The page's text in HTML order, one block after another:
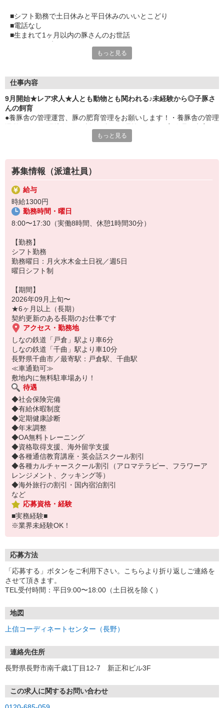
■シフト勤務で土日休みと平日休みのいいとこどり
■電話なし
■生まれて1ヶ月以内の豚さんのお世話
■無料駐車場ありでラクラク通勤
■イチから教えてもらえる環境
もっと見る
仕事内容
9月開始★レア求人★人とも動物とも関われる♪未経験から◎子豚さ
んの飼育
●養豚舎の管理運営、豚の肥育管理をお願いします！・養豚舎の管理
ェック、見回り、出荷作業等イチから指導するので、未経験の方で
もっと見る
募集情報（派遣社員）
給与
時給1300円
勤務時間・曜日
8:00〜17:30（実働8時間、休憩1時間30分）
【勤務】
シフト勤務
勤務曜日：月火水木金土日祝／週5日
曜日シフト制
【期間】
2026年09月上旬〜
★6ヶ月以上（長期）
契約更新のある長期のお仕事です
アクセス・勤務地
しなの鉄道「戸倉」駅より車6分
しなの鉄道「千曲」駅より車10分
長野県千曲市／最寄駅：戸倉駅、千曲駅
≪車通勤可≫
敷地内に無料駐車場あり！
待遇
◆社会保険完備
◆有給休暇制度
◆定期健康診断
◆年末調整
◆OA無料トレーニング
◆資格取得支援、海外留学支援
◆各種通信教育講座・英会話スクール割引
◆各種カルチャースクール割引（アロマテラピー、フラワーア
レンジメント、クッキング等）
◆海外旅行の割引・国内宿泊割引
など
応募資格・経験
■実務経験■
※業界未経験OK！
応募方法
「応募する」ボタンをご利用下さい。こちらより折り返しご連絡を
させて頂きます。
TEL受付時間：平日9:00〜18:00（土日祝を除く）
地図
上信コーディネートセンター（長野）
連絡先住所
長野県長野市南千歳1丁目12-7 新正和ビル3F
この求人に関するお問い合わせ